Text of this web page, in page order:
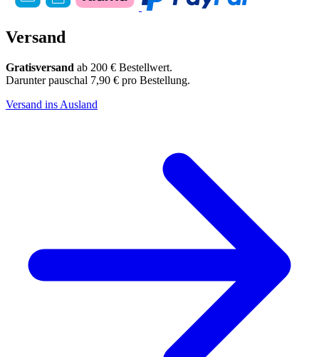
Versand
Gratisversand ab 200 € Bestellwert.
Darunter pauschal 7,90 € pro Bestellung.
Versand ins Ausland